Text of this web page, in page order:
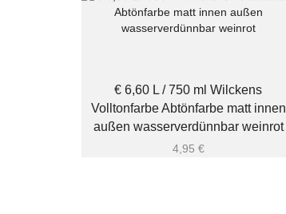
€ 6,60 L / 750 ml Wilckens
Volltonfarbe Abtönfarbe matt innen
außen wasserverdünnbar weinrot
4,95 €